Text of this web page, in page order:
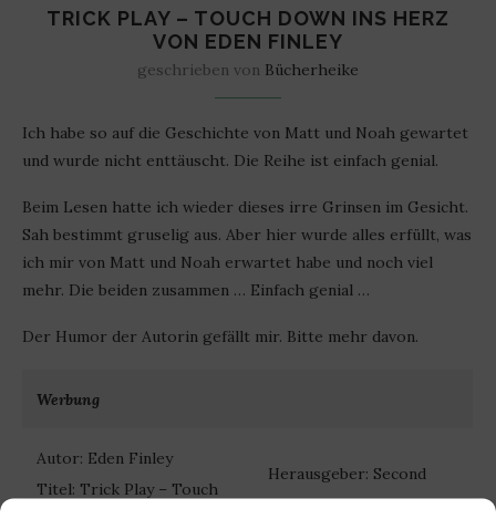
TRICK PLAY – TOUCH DOWN INS HERZ
VON EDEN FINLEY
geschrieben von Bücherheike
Ich habe so auf die Geschichte von Matt und Noah gewartet
und wurde nicht enttäuscht. Die Reihe ist einfach genial.
Beim Lesen hatte ich wieder dieses irre Grinsen im Gesicht.
Sah bestimmt gruselig aus. Aber hier wurde alles erfüllt, was
ich mir von Matt und Noah erwartet habe und noch viel
mehr. Die beiden zusammen … Einfach genial …
Der Humor der Autorin gefällt mir. Bitte mehr davon.
Werbung
Autor: Eden Finley
Titel: Trick Play – Touch
Herausgeber: Second
Chances Verlag